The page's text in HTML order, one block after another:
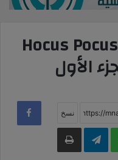
ديزني تستعد لعرض Hocus Pocus
WhatsApp
Telegramطباعة